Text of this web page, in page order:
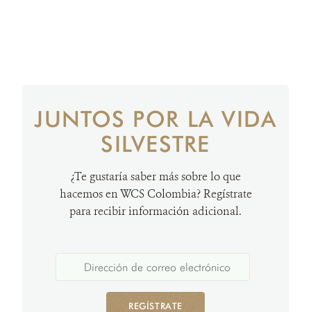
JUNTOS POR LA VIDA
SILVESTRE
¿Te gustaría saber más sobre lo que
hacemos en WCS Colombia? Regístrate
para recibir información adicional.
REGÍSTRATE